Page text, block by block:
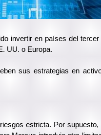
invertir en países del
UU. o Europa.
sus estrategias en
estricta. Por